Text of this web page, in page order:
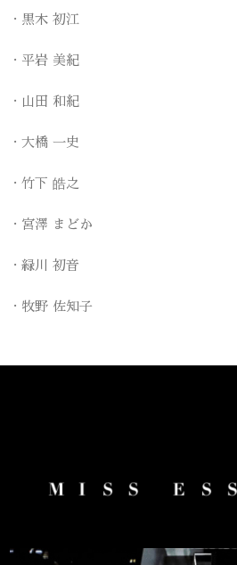
黒木 初江
平岩 美紀
山田 和紀
大橋 一史
竹下 皓之
宮澤 まどか
緑川 初音
牧野 佐知子